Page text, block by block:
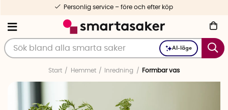
AI-läge
Personlig service – före och efter köp
Start Hemmet Inredning Formbar vas